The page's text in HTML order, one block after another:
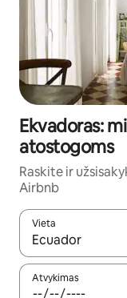
Ekvadoras:
atostogoms
Raskite ir
Airbnb
Vieta
Kai pasirodys
Atvykimas